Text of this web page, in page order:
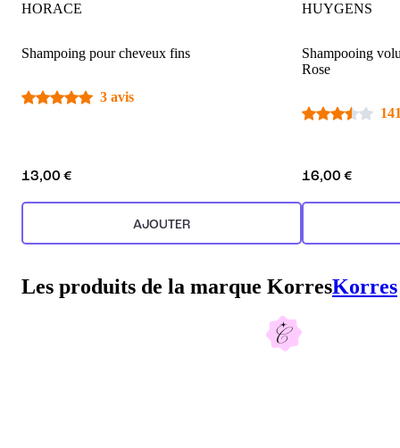
HORACE
Shampoing pour cheveux fins
3 avis
13,00 €
AJOUTER
HUYGENS
Shampooing
Rose
16,00 €
Les produits de la marque KorresKorres